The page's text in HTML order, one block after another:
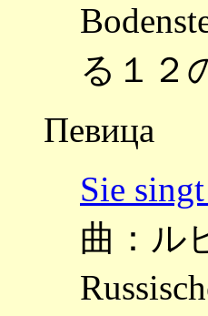
る１２
Певица
Sie
曲：ル